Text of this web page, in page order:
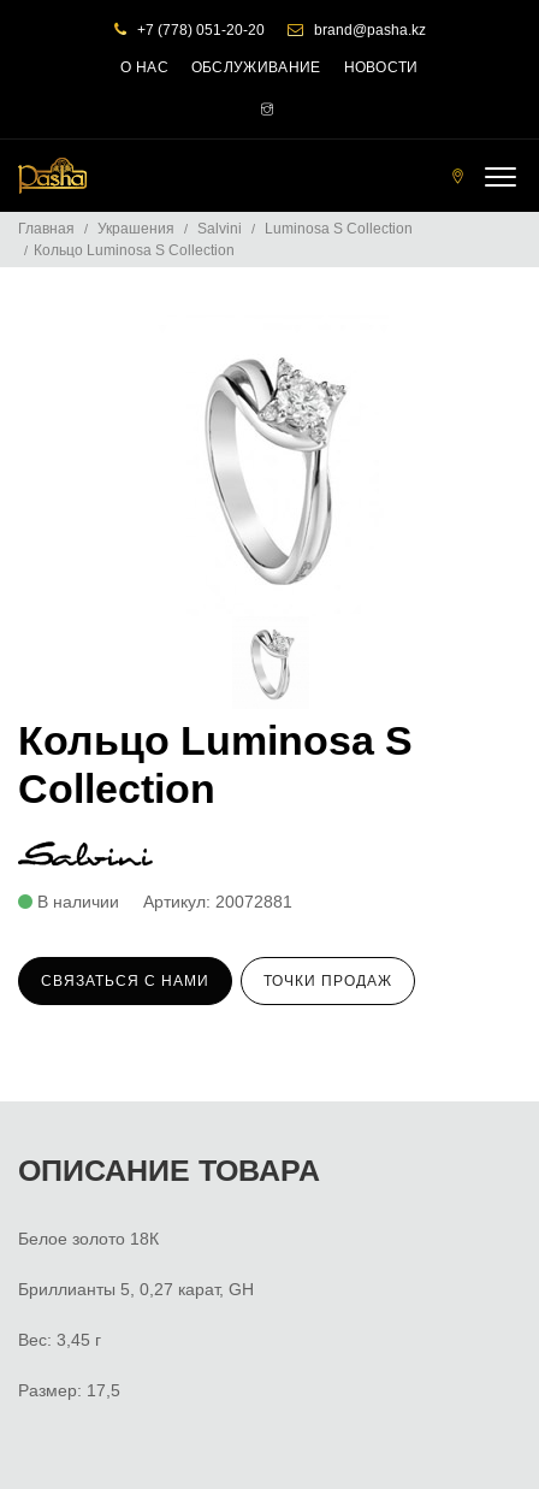
+7 (778) 051-20-20 brand@pasha.kz
О НАС ОБСЛУЖИВАНИЕ НОВОСТИ
Главная Украшения Salvini
Luminosa S Collection
Кольцо Luminosa S Collection
Кольцо Luminosa S
Collection
В наличии Артикул: 20072881
СВЯЗАТЬСЯ С НАМИ ТОЧКИ ПРОДАЖ
ОПИСАНИЕ ТОВАРА
Белое золото 18К
Бриллианты 5, 0,27 карат, GH
Вес: 3,45 г
Размер: 17,5